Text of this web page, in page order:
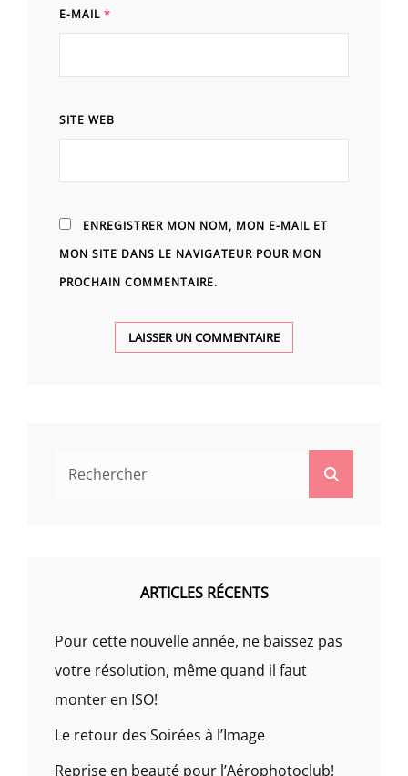
E-MAIL *
SITE WEB
ENREGISTRER MON NOM, MON E-MAIL ET
MON SITE DANS LE NAVIGATEUR POUR MON
PROCHAIN COMMENTAIRE.
Search
Search
ARTICLES RÉCENTS
Pour cette nouvelle année, ne baissez pas
votre résolution, même quand il faut
monter en ISO!
Le retour des Soirées à l’Image
Reprise en beauté pour l’Aérophotoclub!